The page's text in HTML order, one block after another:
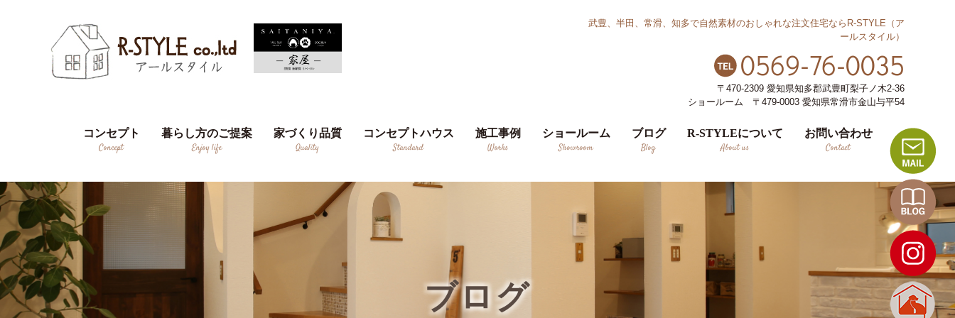
武豊、半田、常滑、知多で自然素材のおしゃれな注文住宅ならR-STYLE（ア
ールスタイル）
0569-76-0035
〒470-2309 愛知県知多郡武豊町梨子ノ木2-36
ショールーム 〒479-0003 愛知県常滑市金山与平54
コンセプト
Concept
暮らし方のご提案
Enjoy life
家づくり品質
Quality
コンセプトハウス
Standard
施工事例
Works
ショールーム
Showroom
ブログ
Blog
R-STYLEについて
About us
お問い合わせ
Contact
ブログ